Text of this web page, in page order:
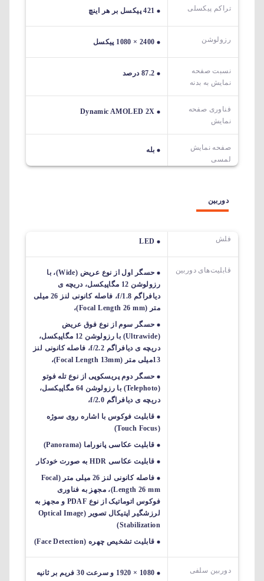
تراکم پیکسلی 421 پیکسل بر هر اینچ
رزولوشن 2400 × 1080 پیکسل
نسبت صفحه
نمایش به بدنه
87.2 درصد
فناوری صفحه
نمایش
Dynamic AMOLED 2X
صفحه نمایش
لمسی
بله
دوربین
فلش LED
قابلیت‌های دوربین‌
حسگر اول از نوع عریض (Wide)، با
رزولوشن 12 مگاپیکسل، دریچه ی
دیافراگم f/1.8، فاصله کانونی لنز 26 میلی
متر (Focal Length 26 mm)،
حسگر سوم از نوع فوق عریض
(Ultrawide) با رزولوشن 12 مگاپیکسل،
دریچه ی دیافراگم f/2.2، فاصله کانونی لنز
13میلی متر (Focal Length 13mm)،
حسگر دوم پریسکوپی از نوع تله فوتو
(Telephoto) با رزولوشن 64 مگاپیکسل،
دریچه ی دیافراگم f/2.0،
قابلیت فوکوس با اشاره روی سوژه
(Touch Focus)
قابلیت عکاسی پانوراما (Panorama)
قابلیت عکاسی HDR به صورت خودکار
فاصله کانونی لنز 26 میلی متر (Focal
Length 26 mm)، مجهز به فناوری
فوکوس اتوماتیک از نوع PDAF و مجهز به
لرزشگیر اپتیکال تصویر (Optical Image
Stabilization)
قابلیت تشخیص چهره (Face Detection)
دوربین سلفی
1080 × 1920 و سرعت 30 فریم بر ثانیه